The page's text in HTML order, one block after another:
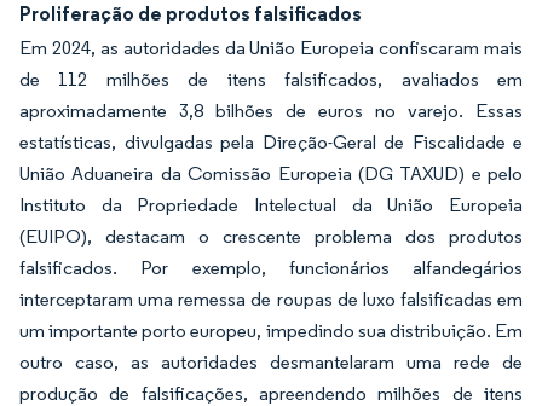
Proliferação de produtos falsificados
Em 2024, as autoridades da União Europeia confiscaram mais
de 112 milhões de itens falsificados, avaliados em
aproximadamente 3,8 bilhões de euros no varejo. Essas
estatísticas, divulgadas pela Direção-Geral de Fiscalidade e
União Aduaneira da Comissão Europeia (DG TAXUD) e pelo
Instituto da Propriedade Intelectual da União Europeia
(EUIPO), destacam o crescente problema dos produtos
falsificados. Por exemplo, funcionários alfandegários
interceptaram uma remessa de roupas de luxo falsificadas em
um importante porto europeu, impedindo sua distribuição. Em
outro caso, as autoridades desmantelaram uma rede de
produção de falsificações, apreendendo milhões de itens